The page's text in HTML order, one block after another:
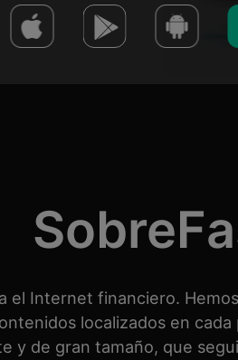
el Internet financiero.
localizados en
y de gran tamaño, que